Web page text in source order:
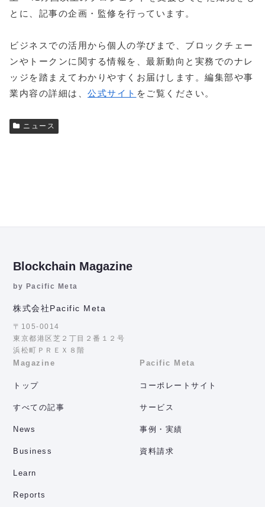
とに、記事の企画・監修を行っています。
ビジネスでの活用から個人の学びまで、ブロックチェー
ンやトークンに関する情報を、最新動向と実務でのナレ
ッジを踏まえてわかりやすくお届けします。編集部や事
業内容の詳細は、 公式サイト をご覧ください。
ニュース
Blockchain Magazine
by Pacific Meta
株式会社Pacific Meta
〒105-0014
東京都港区芝２丁目２番１２号
浜松町ＰＲＥＸ８階
Magazine
トップ
すべての記事
News
Business
Learn
Reports
Pacific Meta
コーポレートサイト
サービス
事例・実績
資料請求